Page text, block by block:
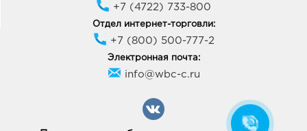
+7 (4722) 733-800
Отдел интернет-торговли:
+7 (800) 500-777-2
Электронная почта:
info@wbc-c.ru